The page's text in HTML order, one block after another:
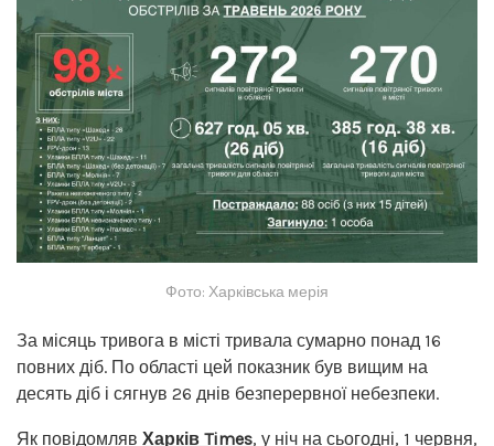
Фото: Харківська мерія
За місяць тривога в місті тривала сумарно понад 16
повних діб. По області цей показник був вищим на
десять діб і сягнув 26 днів безперервної небезпеки.
Як повідомляв Харків Times, у ніч на сьогодні, 1 червня,